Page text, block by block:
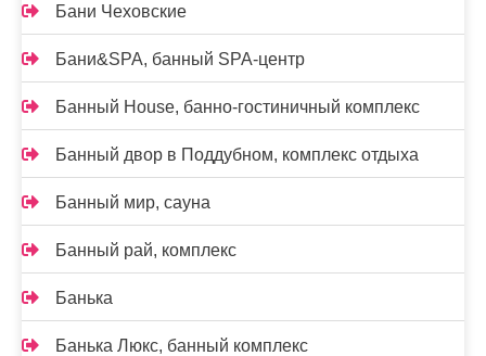
Бани Чеховские
Бани&SPA, банный SPA-центр
Банный House, банно-гостиничный комплекс
Банный двор в Поддубном, комплекс отдыха
Банный мир, сауна
Банный рай, комплекс
Банька
Банька Люкс, банный комплекс